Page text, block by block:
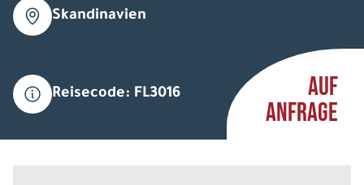
Skandinavien
Reisecode: FL3016
AUF
ANFRAGE